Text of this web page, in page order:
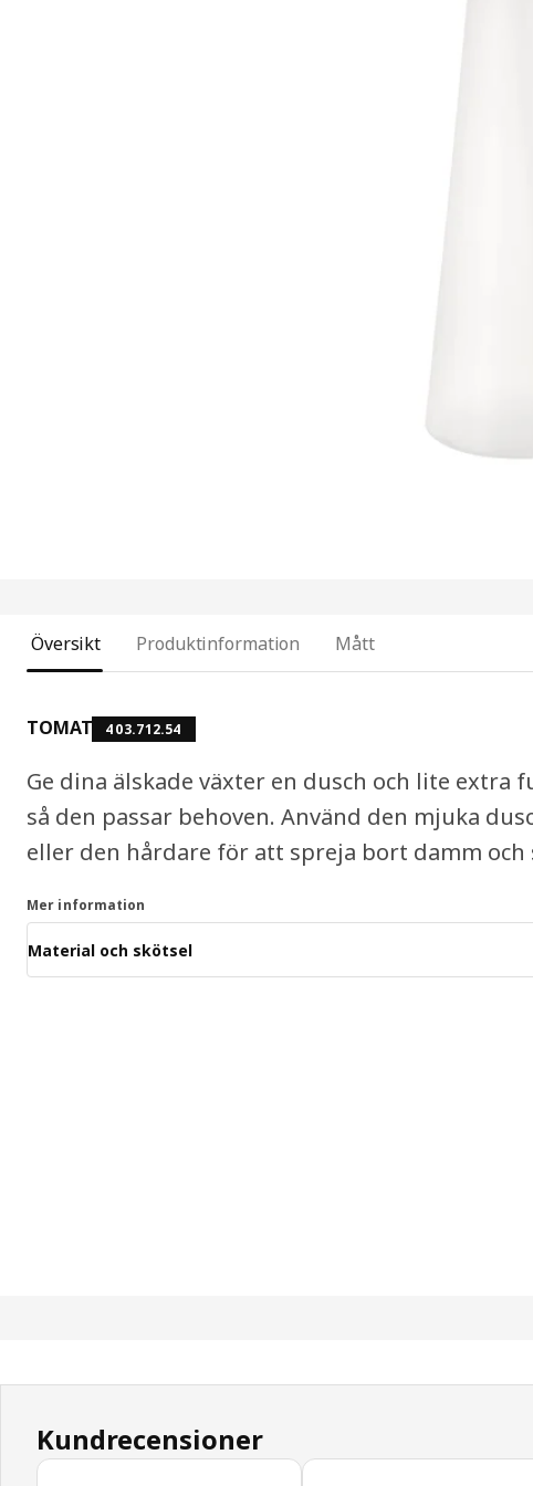
Översikt Produktinformation Mått
TOMAT 403.712.54
Ge dina älskade växter en dusch och lite extra
så den passar behoven. Använd den mjuka
eller den hårdare för att spreja bort damm och
Mer information
Material och skötsel
Kundrecensioner
Hoppa över